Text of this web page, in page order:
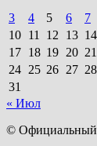
3
4 5 6 7
10 11 12 13 14
17 18 19 20 21
24 25 26 27 28
31
« Июл
© Официальный